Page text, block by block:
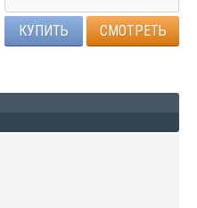
КУПИТЬ СМОТРЕТЬ